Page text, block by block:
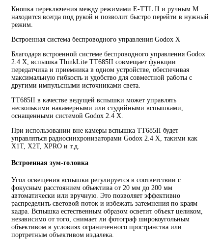
Кнопка переключения между режимами Е-TTL II и ручным M
находится всегда под рукой и позволит быстро перейти в нужный
режим.
Встроенная система беспроводного управления Godox X
Благодаря встроенной системе беспроводного управления Godox
2.4 X, вспышка ThinkLite TT685II совмещает функции
передатчика и приемника в одном устройстве, обеспечивая
максимальную гибкость и удобство для совместной работы с
другими импульсными источниками света.
TT685II в качестве ведущей вспышки может управлять
несколькими накамерными или студийными вспышками,
оснащенными системой Godox 2.4 X.
При использовании вне камеры вспышка TT685II будет
управляться радиосинхронизаторами Godox 2.4 X, такими как
X1T, X2T, XPRO и т.д.
Встроенная зум-головка
Угол освещения вспышки регулируется в соответствии с
фокусным расстоянием объектива от 20 мм до 200 мм
автоматически или вручную. Это позволяет эффективно
распределить световой поток и избежать затемнения по краям
кадра. Вспышка естественным образом осветит объект целиком,
независимо от того, снимает ли фотограф широкоугольным
объективом в условиях ограниченного пространства или
портретным объективом издалека.